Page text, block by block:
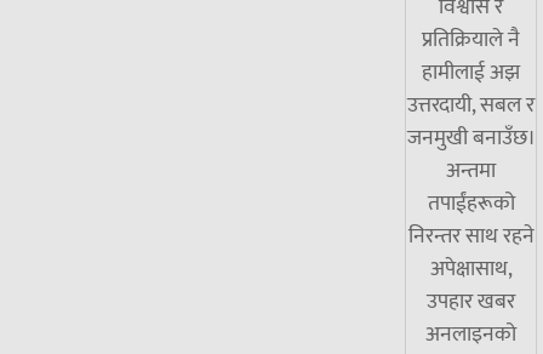
विश्वास र
प्रतिक्रियाले नै
हामीलाई अझ
उत्तरदायी, सबल र
जनमुखी बनाउँछ।
अन्तमा
तपाईंहरूको
निरन्तर साथ रहने
अपेक्षासाथ,
उपहार खबर
अनलाइनको